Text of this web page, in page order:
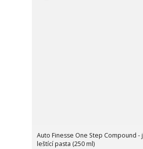
Auto Finesse One Step Compound
leštící pasta (250 ml)